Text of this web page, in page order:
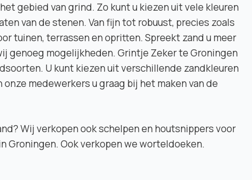
gebied van grind. Zo kunt u kiezen uit vele kleuren
van de stenen. Van fijn tot robuust, precies zoals
tuinen, terrassen en opritten. Spreekt zand u meer
genoeg mogelijkheden. Grintje Zeker te Groningen
U kunt kiezen uit verschillende zandkleuren
medewerkers u graag bij het maken van de
Wij verkopen ook schelpen en houtsnippers voor
Groningen. Ook verkopen we worteldoeken.